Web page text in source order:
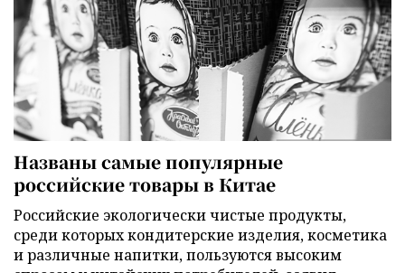
Названы самые популярные
российские товары в Китае
Российские экологически чистые продукты,
среди которых кондитерские изделия, косметика
и различные напитки, пользуются высоким